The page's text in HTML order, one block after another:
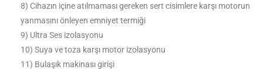
8) Cihazın içine atılmaması gereken sert cisimlere karşı motorun
yanmasını önleyen emniyet termiği
9) Ultra Ses izolasyonu
10) Suya ve toza karşı motor izolasyonu
11) Bulaşık makinası girişi